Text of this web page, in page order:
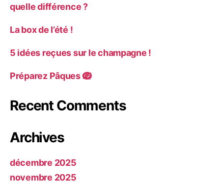
quelle différence ?
La box de l’été !
5 idées reçues sur le champagne !
Préparez Pâques 🪺
Recent Comments
Archives
décembre 2025
novembre 2025